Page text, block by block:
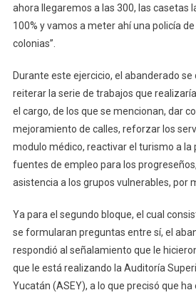
ahora llegaremos a las 300, las casetas
100% y vamos a meter ahí una policía
colonias”.
Durante este ejercicio, el abanderado
reiterar la serie de trabajos que
el cargo, de los que se mencionan, dar
mejoramiento de calles, reforzar los
modulo médico, reactivar el turismo a la
fuentes de empleo para los
asistencia a los grupos vulnerables, por
Ya para el segundo bloque, el cual
se formularan preguntas entre sí, el
respondió al señalamiento que le
que le está realizando la Auditoría
Yucatán (ASEY), a lo que precisó que